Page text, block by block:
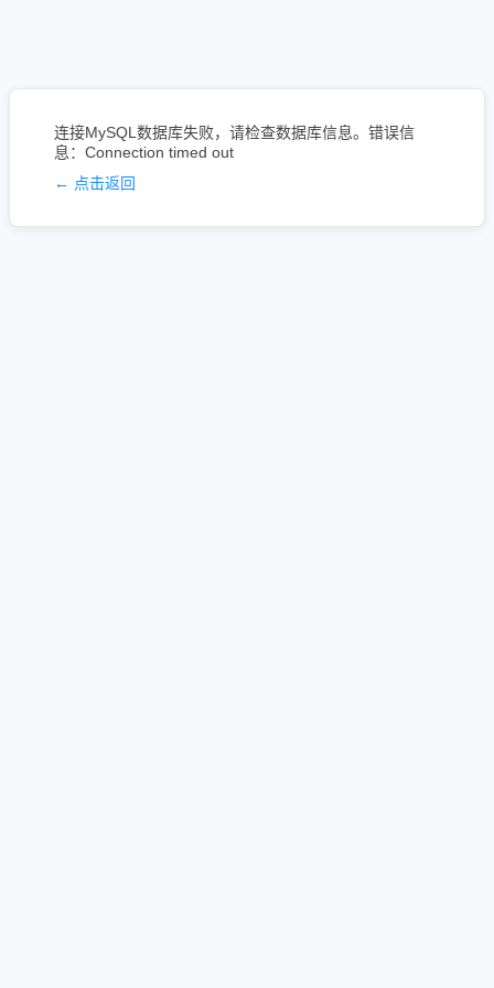
连接MySQL数据库失败，请检查数据库信息。错误信
息：Connection timed out
← 点击返回